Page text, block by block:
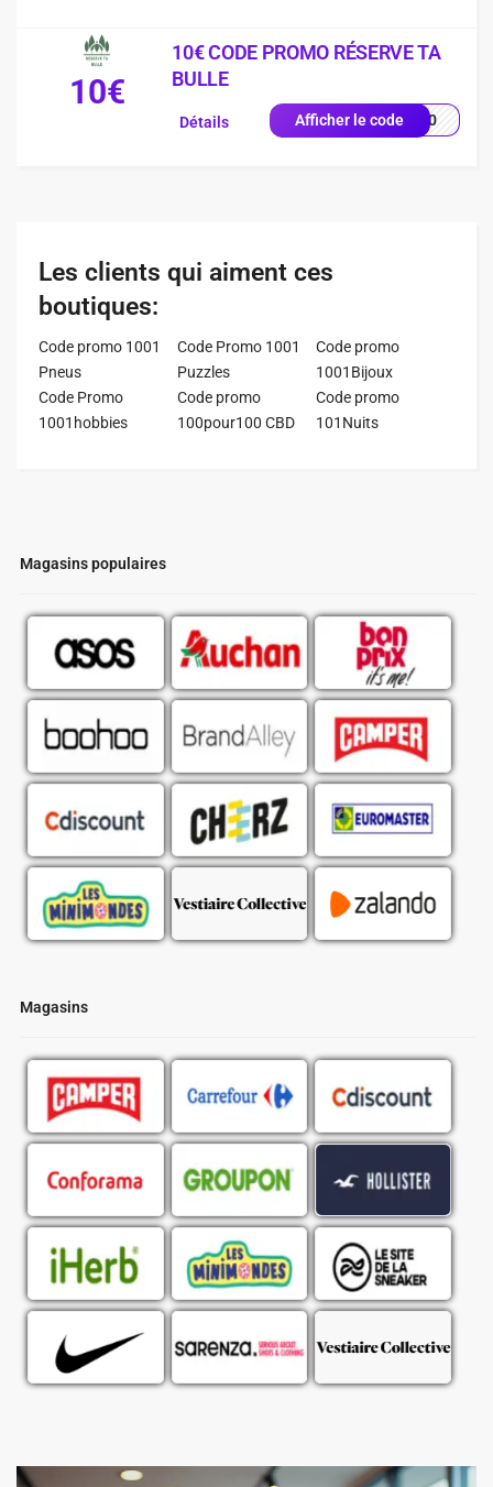
Magasins populaires
Magasins
10€
10€ CODE PROMO RÉSERVE TA
BULLE
Afficher le codeTB10
Détails
Les clients qui aiment ces
boutiques:
Code promo 1001
Pneus
Code Promo 1001
Puzzles
Code promo
1001Bijoux
Code Promo
1001hobbies
Code promo
100pour100 CBD
Code promo
101Nuits